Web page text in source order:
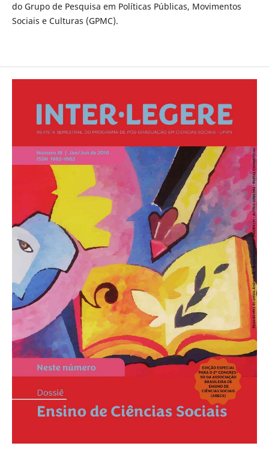
do Grupo de Pesquisa em Políticas Públicas, Movimentos
Sociais e Culturas (GPMC).